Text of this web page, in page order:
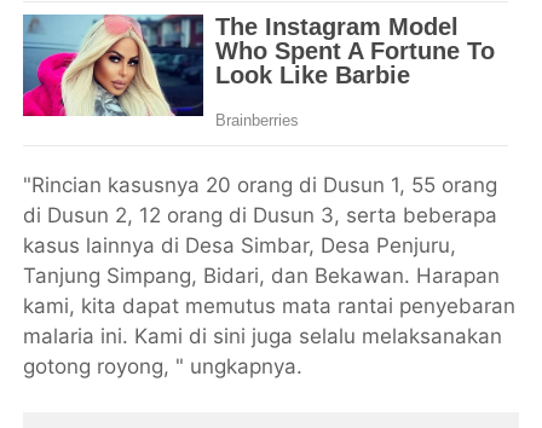
"Rincian kasusnya 20 orang di Dusun 1, 55 orang
di Dusun 2, 12 orang di Dusun 3, serta beberapa
kasus lainnya di Desa Simbar, Desa Penjuru,
Tanjung Simpang, Bidari, dan Bekawan. Harapan
kami, kita dapat memutus mata rantai penyebaran
malaria ini. Kami di sini juga selalu melaksanakan
gotong royong, " ungkapnya.